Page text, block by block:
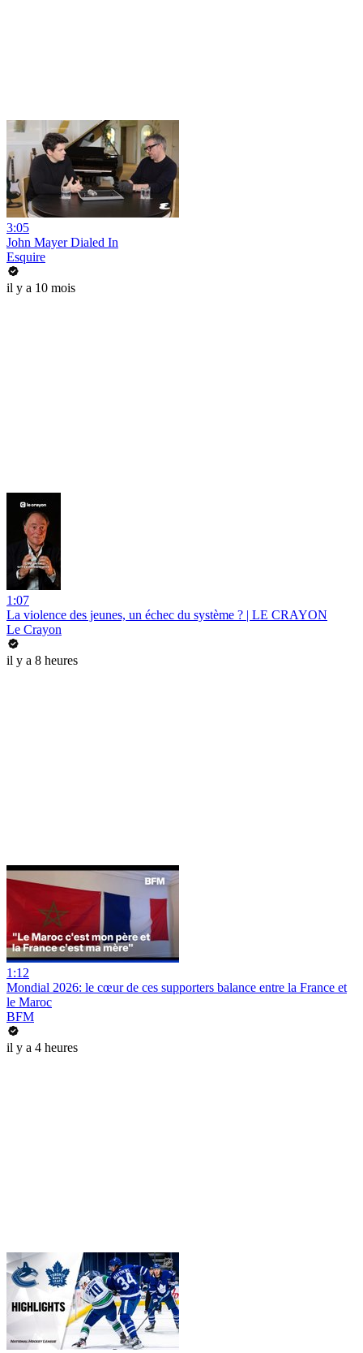
3:05
John Mayer Dialed In
Esquire
il y a 10 mois
1:07
La violence des jeunes, un échec du système ? | LE CRAYON
Le Crayon
il y a 8 heures
1:12
Mondial 2026: le cœur de ces supporters balance entre la France et
le Maroc
BFM
il y a 4 heures